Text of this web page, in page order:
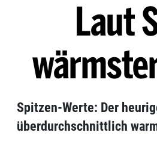
Laut
Spitzen-Werte: Der
überdurchschnittlich